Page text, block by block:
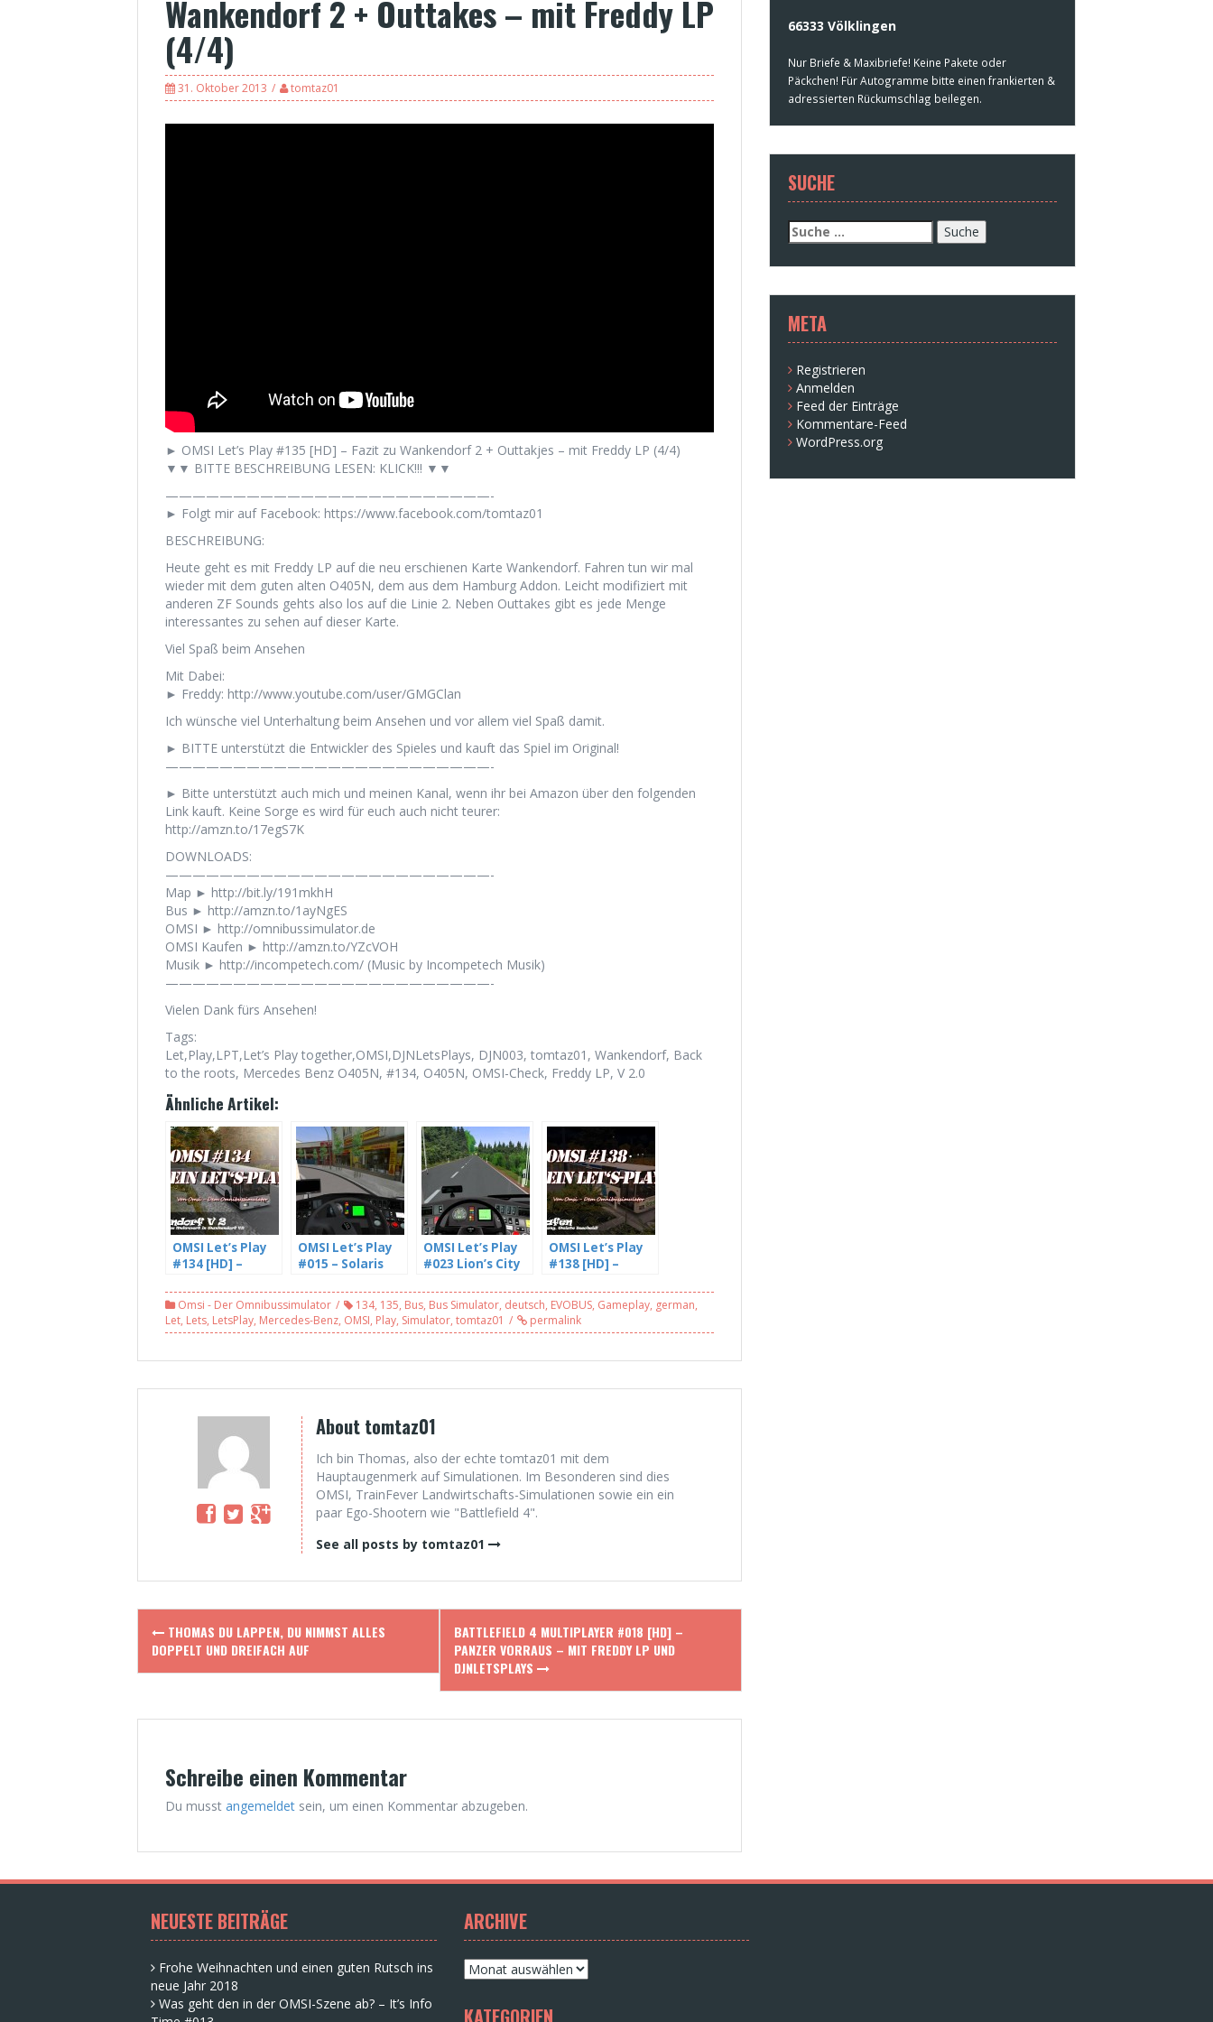
Wankendorf 2 + Outtakes – mit Freddy LP
(4/4)
31. Oktober 2013 tomtaz01
► OMSI Let’s Play #135 [HD] – Fazit zu Wankendorf 2 + Outtakjes – mit Freddy LP (4/4)
▼▼ BITTE BESCHREIBUNG LESEN: KLICK!!! ▼▼
————————————————————————-
► Folgt mir auf Facebook: https://www.facebook.com/tomtaz01
BESCHREIBUNG:
Heute geht es mit Freddy LP auf die neu erschienen Karte Wankendorf. Fahren tun wir mal
wieder mit dem guten alten O405N, dem aus dem Hamburg Addon. Leicht modifiziert mit
anderen ZF Sounds gehts also los auf die Linie 2. Neben Outtakes gibt es jede Menge
interessantes zu sehen auf dieser Karte.
Viel Spaß beim Ansehen
Mit Dabei:
► Freddy: http://www.youtube.com/user/GMGClan
Ich wünsche viel Unterhaltung beim Ansehen und vor allem viel Spaß damit.
► BITTE unterstützt die Entwickler des Spieles und kauft das Spiel im Original!
————————————————————————-
► Bitte unterstützt auch mich und meinen Kanal, wenn ihr bei Amazon über den folgenden
Link kauft. Keine Sorge es wird für euch auch nicht teurer:
http://amzn.to/17egS7K
DOWNLOADS:
————————————————————————-
Map ► http://bit.ly/191mkhH
Bus ► http://amzn.to/1ayNgES
OMSI ► http://omnibussimulator.de
OMSI Kaufen ► http://amzn.to/YZcVOH
Musik ► http://incompetech.com/ (Music by Incompetech Musik)
————————————————————————-
Vielen Dank fürs Ansehen!
Tags:
Let,Play,LPT,Let’s Play together,OMSI,DJNLetsPlays, DJN003, tomtaz01, Wankendorf, Back
to the roots, Mercedes Benz O405N, #134, O405N, OMSI-Check, Freddy LP, V 2.0
Ähnliche Artikel:
OMSI Let’s Play
#134 [HD] –
Mehrwert in
Wankendorf V2 –
mit Freddy LP
OMSI Let’s Play
#015 – Solaris
Einsatz auf
Mühlhausen
(WIP), Linie 170
OMSI Let’s Play
#023 Lion’s City
Langbach, Linie
700 eine
Rundfahrt der
(4/4)
OMSI Let’s Play
#138 [HD] –
g, weiste
Bescheid,
Elbenhafen,10 –
(3/3)
Omsi - Der Omnibussimulator 134, 135, Bus, Bus Simulator, deutsch, EVOBUS, Gameplay, german,
Let, Lets, LetsPlay, Mercedes-Benz, OMSI, Play, Simulator, tomtaz01 permalink
About tomtaz01
Ich bin Thomas, also der echte tomtaz01 mit dem
Hauptaugenmerk auf Simulationen. Im Besonderen sind dies
OMSI, TrainFever Landwirtschafts-Simulationen sowie ein ein
paar Ego-Shootern wie "Battlefield 4".
See all posts by tomtaz01
Post
navigation
THOMAS DU LAPPEN, DU NIMMST ALLES
DOPPELT UND DREIFACH AUF
BATTLEFIELD 4 MULTIPLAYER #018 [HD] –
PANZER VORRAUS – MIT FREDDY LP UND
DJNLETSPLAYS
Schreibe einen Kommentar
Du musst angemeldet sein, um einen Kommentar abzugeben.
66333 Völklingen
Nur Briefe & Maxibriefe! Keine Pakete oder
Päckchen! Für Autogramme bitte einen frankierten &
adressierten Rückumschlag beilegen.
SUCHE
Suche
nach:
META
Registrieren
Anmelden
Feed der Einträge
Kommentare-Feed
WordPress.org
NEUESTE BEITRÄGE
Frohe Weihnachten und einen guten Rutsch ins
neue Jahr 2018
Was geht den in der OMSI-Szene ab? – It’s Info
ARCHIVE
Archive
KATEGORIEN